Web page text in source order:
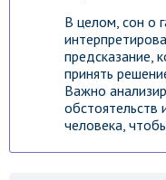
В целом, сон о
предсказание,
принять
Важно
обстоятельств
человека,